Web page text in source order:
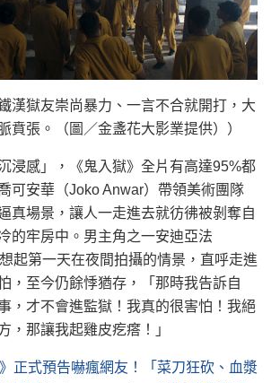
漢獄友崇尚暴力、一言不合就開打，大
賁張。（圖／金盞花大影業提供））
浸感」，《鬼入獄》全片有高達95%都
可安華（Joko Anwar）帶領美術團隊
真場景，讓人一走進去就彷彿被剝奪自
的牢房中。男主角之一安迪亞法
起第一天在夜間拍攝的情景，直呼走進
，至今仍餘悸猶存，「那時我告訴自
，才不會進監獄！我真的很害怕！我絕
，那讓我起雞皮疙瘩！」
》正式預告嚇瘋網友！「菜刀狂砍、血漿